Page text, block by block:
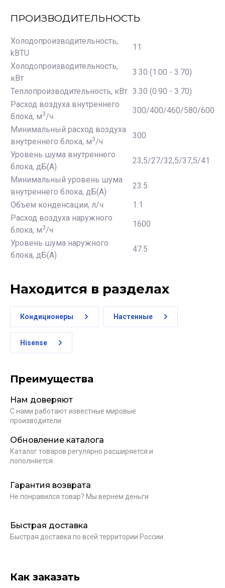
ПРОИЗВОДИТЕЛЬНОСТЬ
Холодопроизводительность,
kBTU
11
Холодопроизводительность,
кВт
3.30 (1.00 - 3.70)
Теплопроизводительность, кВт 3.30 (0.90 - 3.70)
Расход воздуха внутреннего
блока, м3/ч
300/400/460/580/600
Минимальный расход воздуха
внутреннего блока, м3/ч
300
Уровень шума внутреннего
блока, дБ(А)
23,5/27/32,5/37,5/41
Минимальный уровень шума
внутреннего блока, дБ(А)
23.5
Объем конденсации, л/ч
1.1
Расход воздуха наружного
блока, м3/ч
1600
Уровень шума наружного
блока, дБ(А)
47.5
Находится в разделах
Кондиционеры Настенные
Hisense
Преимущества
Нам доверяют
С нами работают известные мировые
производители
Обновление каталога
Каталог товаров регулярно расширяется и
пополняется
Гарантия возврата
Не понравился товар? Мы вернем деньги
Быстрая доставка
Быстрая доставка по всей территории России
Как заказать